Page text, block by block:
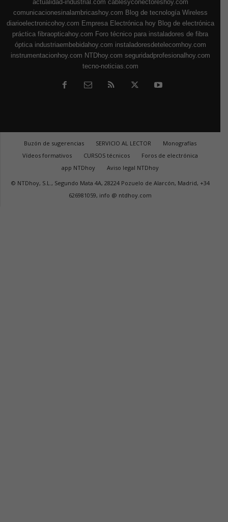
actualidad-industrial.com cablesyconectoreshoy.com
comunicacionesinalambricashoy.com Blog de tecnología Wireless
diarioelectronicohoy.com Empresa Electrónica hoy Blog de electrónica
práctica fibraopticahoy.com Foro técnico para instaladores de fibra
óptica industriaembebidahoy.com instaladoresdetelecomhoy.com
instrumentacionhoy.com NTDhoy.com seguridadprofesionalhoy.com
tecno-noticias.com
Buzón de sugerencias SERVICIO AL LECTOR
Monografías
Vídeos formativos
CURSOS técnicos
Foros de electrónica
app NTDhoy
Aviso legal NTDhoy
© NTDhoy, S.L., Segundo Mata 4A, 28224 Pozuelo de Alarcón, Madrid, +34
626981059, info @ ntdhoy.com